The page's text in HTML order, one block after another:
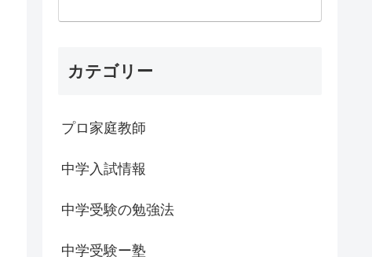
カテゴリー
プロ家庭教師
中学入試情報
中学受験の勉強法
中学受験ー塾